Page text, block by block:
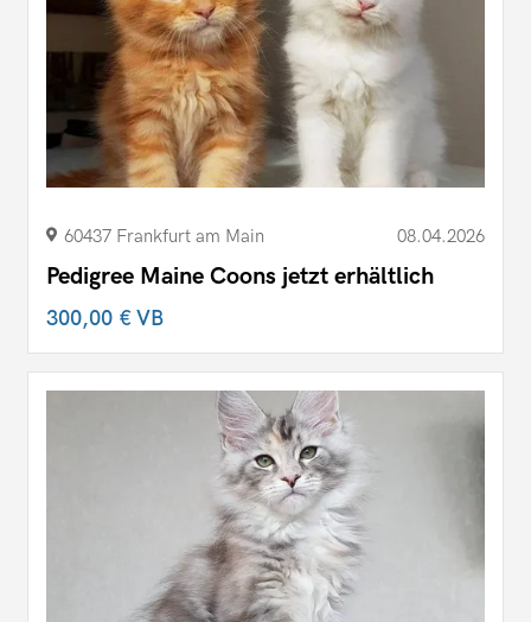
60437 Frankfurt am Main 08.04.2026
Pedigree Maine Coons jetzt erhältlich
300,00 €VB